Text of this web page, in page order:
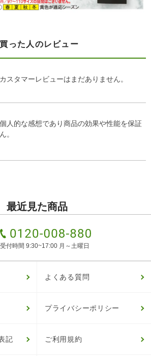
った人のレビュー
スタマーレビューはまだありません。
人的な感想であり商品の効果や性能を保証
。
最近見た商品
受付時間 9:30~17:00 月～土曜日
よくある質問
プライバシーポリシー
記 ご利用規約